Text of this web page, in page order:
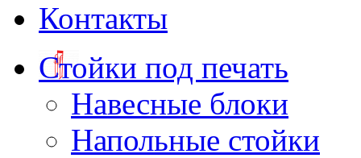
Контакты
Стойки под печать
Навесные блоки
Напольные стойки